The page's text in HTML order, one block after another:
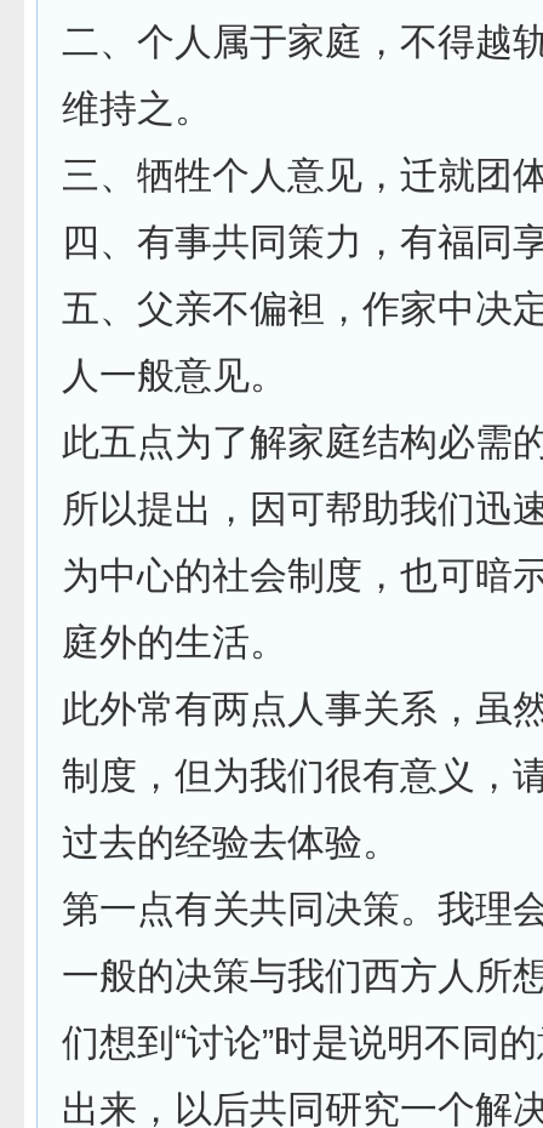
二、个人属于家庭，不得越
维持之。
三、牺牲个人意见，迁就团
四、有事共同策力，有福同
五、父亲不偏袒，作家中决
人一般意见。
此五点为了解家庭结构必需
所以提出，因可帮助我们迅
为中心的社会制度，也可暗
庭外的生活。
此外常有两点人事关系，虽
制度，但为我们很有意义，
过去的经验去体验。
第一点有关共同决策。我理
一般的决策与我们西方人所
们想到“讨论”时是说明不同
出来，以后共同研究一个解